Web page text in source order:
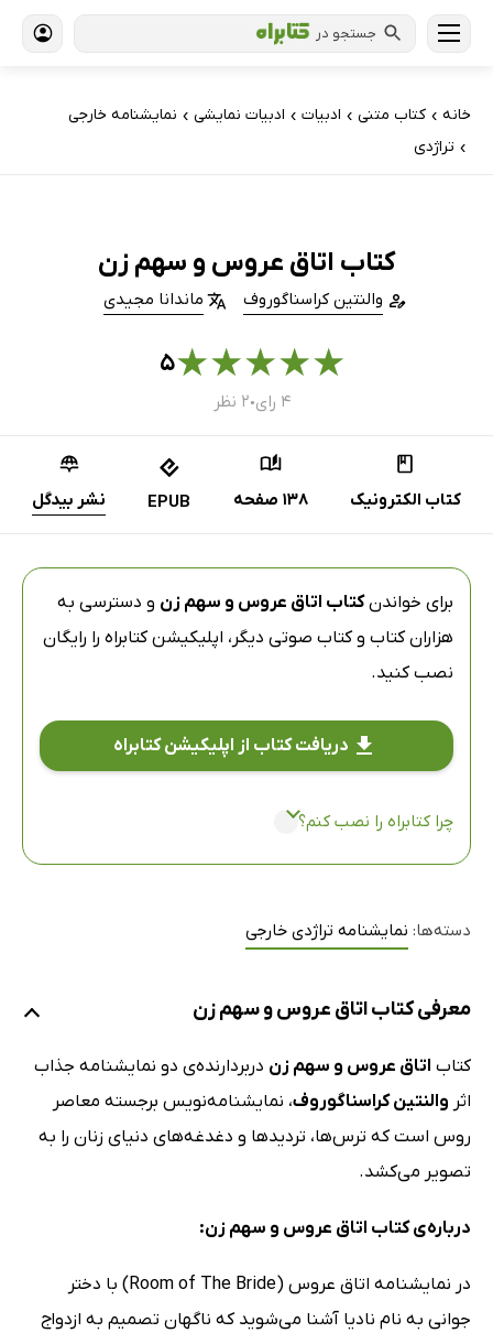
جستجو در
خانه › کتاب‌ متنی › ادبیات › ادبیات نمایشی › نمایشنامه خارجی
› تراژدی
کتاب اتاق عروس و سهم زن
والنتین کراسناگوروف ماندانا مجیدی
★
★
★
★
★۵
۴ رای ● ۲ نظر
کتاب الکترونیک 138 صفحه EPUB نشر بیدگل
برای خواندنکتاب اتاق عروس و سهم زن و دسترسی به
هزاران کتاب و کتاب صوتی دیگر، اپلیکیشن کتابراه را رایگان
نصب کنید.
دریافت کتاب از اپلیکیشن کتابراه
چرا کتابراه را نصب کنم؟
دسته‌ها: نمایشنامه تراژدی خارجی
معرفی کتاب اتاق عروس و سهم زن
کتاب اتاق عروس و سهم زن دربردارنده‌ی دو نمایشنامه جذاب
اثر والنتین کراسناگوروف، نمایشنامه‌نویس برجسته معاصر
روس است که ترس‌ها، تردیدها و دغدغه‌های دنیای زنان را به
تصویر می‌کشد.
درباره‌ی کتاب اتاق عروس و سهم زن:
در نمایشنامه اتاق عروس (Room of The Bride) با دختر
جوانی به نام نادیا آشنا می‌شوید که ناگهان تصمیم به ازدواج